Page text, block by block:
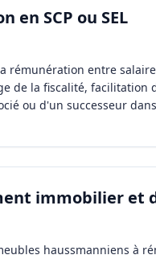
en SCP ou SEL
rémunération entre
de la fiscalité, facilitation
ou d'un successeur
immobilier et
haussmanniens à